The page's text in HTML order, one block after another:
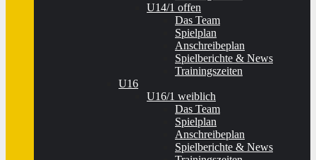
U14/1 offen
Das Team
Spielplan
Anschreibeplan
Spielberichte & News
Trainingszeiten
U16
U16/1 weiblich
Das Team
Spielplan
Anschreibeplan
Spielberichte & News